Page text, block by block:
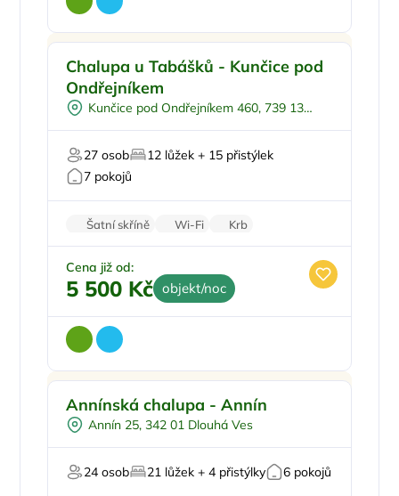
Polopenze
Na samotě
U lesa
Pro svatby a oslavy
Chalupa u Tabášků - Kunčice pod
Ondřejníkem
Kunčice pod Ondřejníkem 460, 739 13
27 osob
12 lůžek + 15 přistýlek
7 pokojů
Šatní skříně Wi-Fi
Krb
Zvířata povolena
Pračka
Cena již od:
5 500 Kč objekt/noc
U lesa
U vody
V chráněném uzemí
Annínská chalupa - Annín
Annín 25, 342 01 Dlouhá Ves
24 osob 21 lůžek + 4 přistýlky 6 pokojů